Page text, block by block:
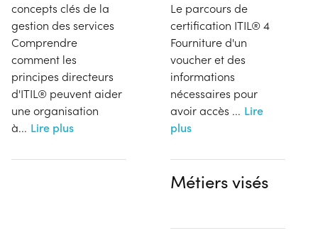
concepts clés de la
gestion des services
Comprendre
comment les
principes directeurs
d'ITIL® peuvent aider
une organisation
à... Lire plus
Le parcours de
certification ITIL® 4
Fourniture d'un
voucher et des
informations
nécessaires pour
avoir accès ... Lire
plus
Métiers visés